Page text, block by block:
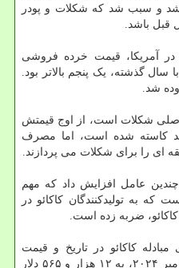
افزوده شد و سبب شد که شکلات و پودر
قبل باشد.
آمریکا، قیمت خرده فروشی
سال گذشته، یک پنجم بالاتر بود.
اصلی شکلات است، از اوج قیمتش
۲۰۲۴، حدود ۲۰ درصد کاسته شده است، اما مصرف
ای را برای شکلات می پردازند.
عامل افزایش داد که مهم
که به تولیدکنندگان کاکائو در
کاکائو، ضربه زده است.
مبادله کاکائو در تاریخ و قیمت
مشخص استفاده می شود، در دسامبر ۲۰۲۴، به ۱۲ هزار و ۵۶۵ دلار